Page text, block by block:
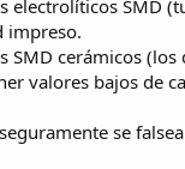
electrolíticos SMD
impreso.
SMD cerámicos
valores bajos de
se